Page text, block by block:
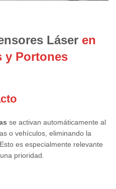
Láser en
y Portones
se activan automáticamente al
o vehículos, eliminando la
es especialmente relevante
prioridad.